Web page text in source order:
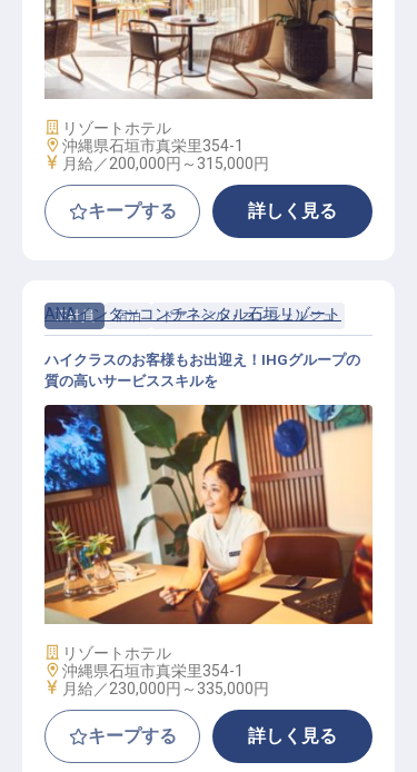
セラピスト│年間休日120日／福利厚
生充実／大手外資
施設業態
リゾートホテル
勤務地
沖縄県石垣市真栄里354-1
給与
月給／200,000円～ 315,000円
キープする 詳しく見る
正社員 宿泊 ドア・ベル・コンシェルジュ
ゲストサービス│年間休日120日／福
利厚生充実／内定までWEB完結可
ANAインターコンチネンタル石垣リゾート
ハイクラスのお客様もお出迎え！IHGグループの
質の高いサービススキルを
施設業態
リゾートホテル
勤務地
沖縄県石垣市真栄里354-1
給与
月給／230,000円～ 335,000円
キープする 詳しく見る